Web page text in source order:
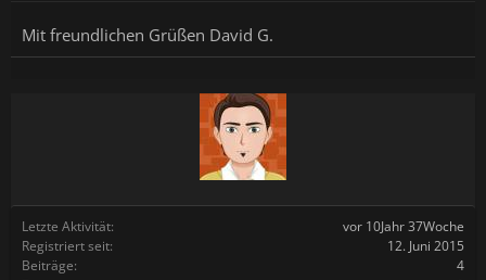
Letzte Aktivität:
vor 10Jahr 37Woche
Registriert seit:
12. Juni 2015
Beiträge:
4
Mit freundlichen Grüßen David G.